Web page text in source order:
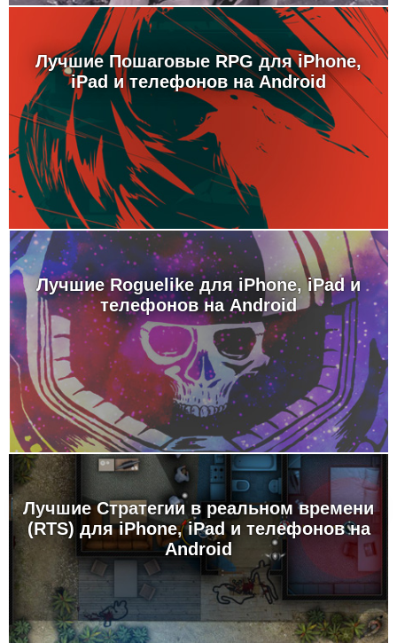
Лучшие Пошаговые RPG для iPhone,
iPad и телефонов на Android
Лучшие Roguelike для iPhone, iPad и
телефонов на Android
Лучшие Стратегии в реальном времени
(RTS) для iPhone, iPad и телефонов на
Android